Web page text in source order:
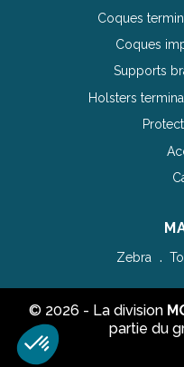
Coques
Coques
Supports
Holsters
Zebra
© 2026 - La division
partie du